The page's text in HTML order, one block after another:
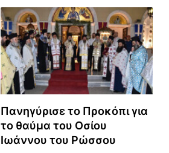
Πανηγύρισε το Προκόπι για
το θαύμα του Οσίου
Ιωάννου του Ρώσσου